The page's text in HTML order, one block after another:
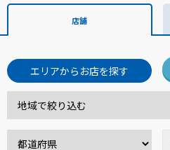
店舗
エリアからお店を探す